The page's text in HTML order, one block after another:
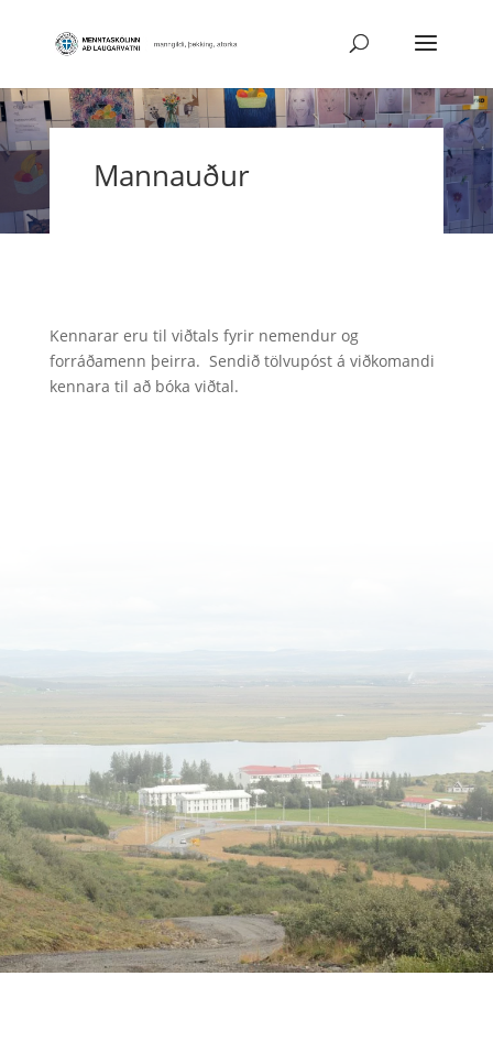
Mannauður
Kennarar eru til viðtals fyrir nemendur og
forráðamenn þeirra. Sendið tölvupóst á viðkomandi
kennara til að bóka viðtal.